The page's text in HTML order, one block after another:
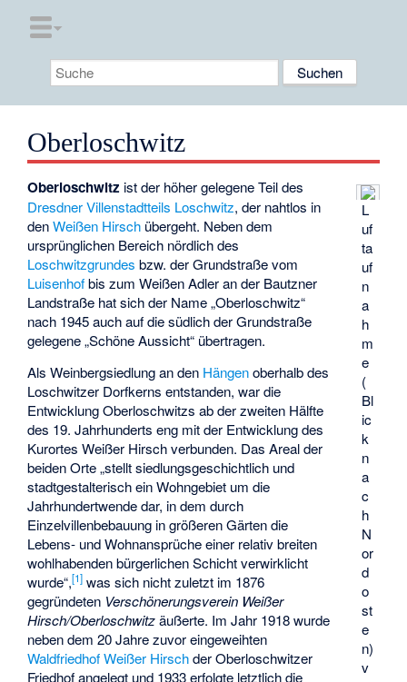
Oberloschwitz
L
uf
ta
uf
n
a
h
m
e
(
Bl
ic
k
n
a
c
h
N
or
d
o
st
e
n)
v
Oberloschwitz ist der höher gelegene Teil des
Dresdner Villenstadtteils Loschwitz, der nahtlos in
denWeißen Hirsch übergeht. Neben dem
ursprünglichen Bereich nördlich des
Loschwitzgrundes bzw. der Grundstraße vom
Luisenhofbis zumWeißen Adleran der Bautzner
Landstraße hat sich der Name „Oberloschwitz“
nach 1945 auch auf die südlich der Grundstraße
gelegene „Schöne Aussicht“ übertragen.
Als Weinbergsiedlung an den Hängenoberhalb des
Loschwitzer Dorfkerns entstanden, war die
Entwicklung Oberloschwitzs ab der zweiten Hälfte
des 19. Jahrhunderts eng mit der Entwicklung des
Kurortes Weißer Hirsch verbunden. Das Areal der
beiden Orte „stellt siedlungsgeschichtlich und
stadtgestalterisch ein Wohngebiet um die
Jahrhundertwende dar, in dem durch
Einzelvillenbebauung in größeren Gärten die
Lebens- und Wohnansprüche einer relativ breiten
wohlhabenden bürgerlichen Schicht verwirklicht
wurde“,[1] was sich nicht zuletzt im 1876
gegründeten Verschönerungsverein Weißer
Hirsch/Oberloschwitzäußerte. Im Jahr 1918 wurde
neben dem 20 Jahre zuvor eingeweihten
Waldfriedhof Weißer HirschderOberloschwitzer
Friedhofangelegt und 1933 erfolgte letztlich die